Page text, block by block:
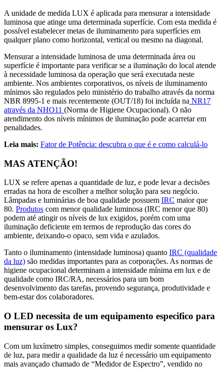
A unidade de medida LUX é aplicada para mensurar a intensidade
luminosa que atinge uma determinada superfície. Com esta medida é
possível estabelecer metas de iluminamento para superfícies em
qualquer plano como horizontal, vertical ou mesmo na diagonal.
Mensurar a intensidade luminosa de uma determinada área ou
superfície é importante para verificar se a iluminação do local atende
à necessidade luminosa da operação que será executada neste
ambiente. Nos ambientes corporativos, os níveis de iluminamento
mínimos são regulados pelo ministério do trabalho através da norma
NBR 8995-1 e mais recentemente (OUT/18) foi incluída na NR17
através da NHO11 (Norma de Higiene Ocupacional). O não
atendimento dos níveis mínimos de iluminação pode acarretar em
penalidades.
Leia mais: Fator de Potência: descubra o que é e como calculá-lo
MAS ATENÇÃO!
LUX se refere apenas a quantidade de luz, e pode levar a decisões
erradas na hora de escolher a melhor solução para seu negócio.
Lâmpadas e luminárias de boa qualidade possuem IRC maior que
80. Produtos com menor qualidade luminosa (IRC menor que 80)
podem até atingir os níveis de lux exigidos, porém com uma
iluminação deficiente em termos de reprodução das cores do
ambiente, deixando-o opaco, sem vida e azulados.
Tanto o iluminamento (intensidade luminosa) quanto IRC (qualidade
da luz) são medidas importantes para as corporações. As normas de
higiene ocupacional determinam a intensidade mínima em lux e de
qualidade como IRC/RA, necessários para um bom
desenvolvimento das tarefas, provendo segurança, produtividade e
bem-estar dos colaboradores.
O LED necessita de um equipamento especifico para
mensurar os Lux?
Com um luxímetro simples, conseguimos medir somente quantidade
de luz, para medir a qualidade da luz é necessário um equipamento
mais avançado chamado de “Medidor de Espectro”, vendido no